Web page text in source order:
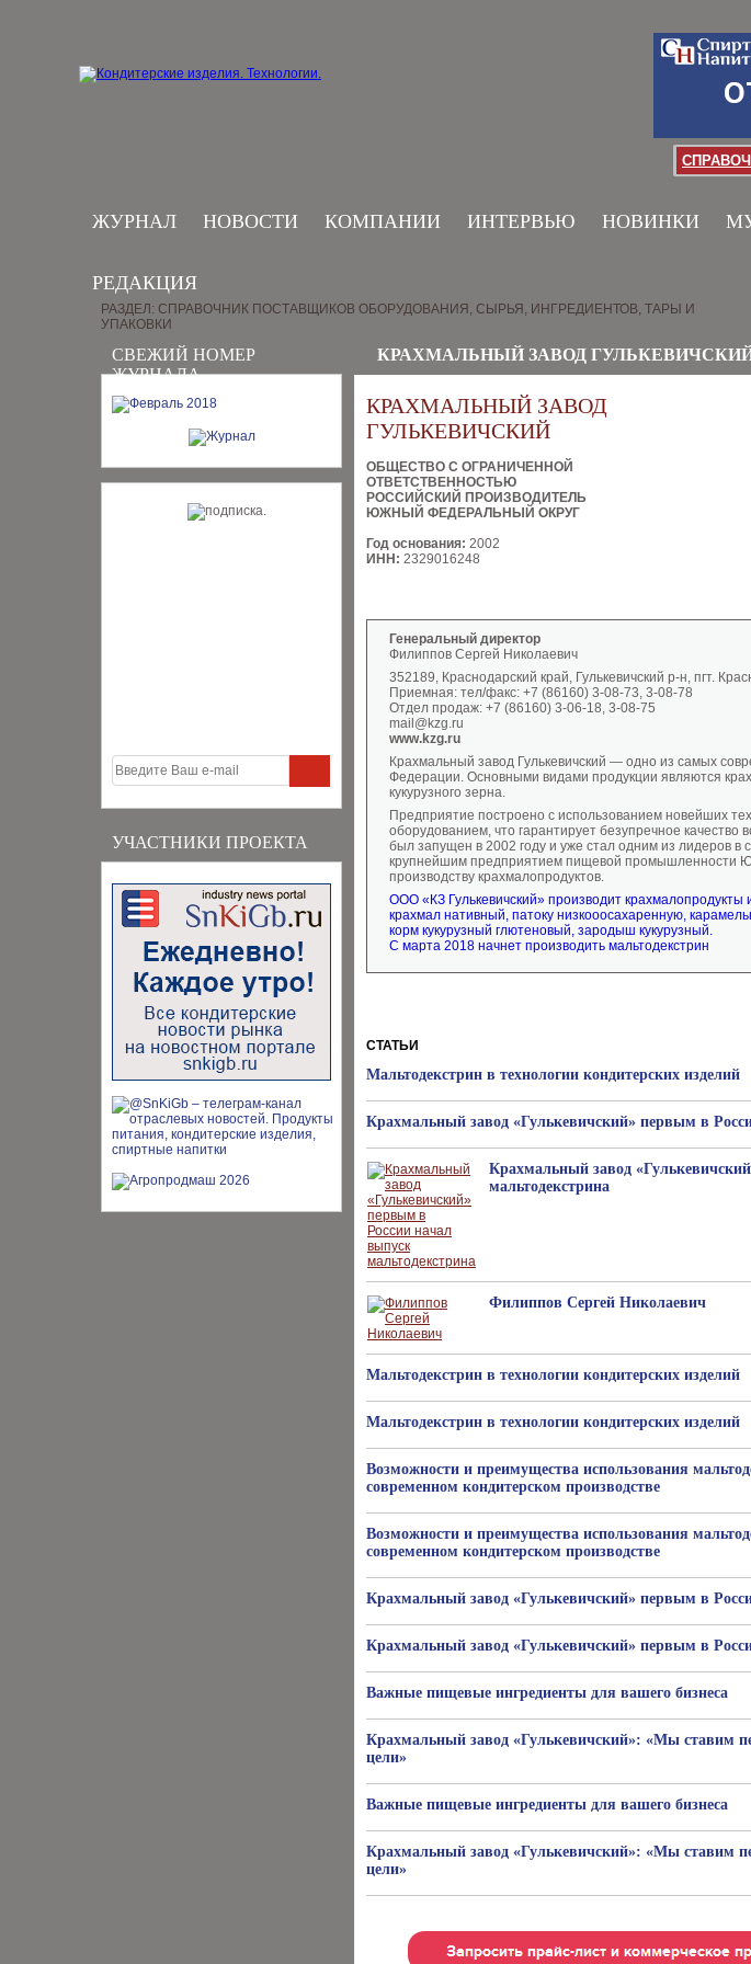
ЖУРНАЛ НОВОСТИ КОМПАНИИ ИНТЕРВЬЮ НОВИНКИ
РЕДАКЦИЯ
СВЕЖИЙ НОМЕР
ЖУРНАЛА
УЧАСТНИКИ ПРОЕКТА
РАЗДЕЛ: СПРАВОЧНИК ПОСТАВЩИКОВ ОБОРУДОВАНИЯ, СЫРЬЯ, ИНГРЕДИЕНТОВ, ТАРЫ И
УПАКОВКИ
КРАХМАЛЬНЫЙ ЗАВОД
КРАХМАЛЬНЫЙ ЗАВОД
ГУЛЬКЕВИЧСКИЙ
ОБЩЕСТВО С ОГРАНИЧЕННОЙ
ОТВЕТСТВЕННОСТЬЮ
РОССИЙСКИЙ ПРОИЗВОДИТЕЛЬ
ЮЖНЫЙ ФЕДЕРАЛЬНЫЙ ОКРУГ
Год основания: 2002
ИНН: 2329016248
Генеральный директор
Филиппов Сергей Николаевич
352189, Краснодарский край, Гулькевичский р-н, пгт.
Приемная: тел/факс: +7 (86160) 3-08-73, 3-08-78
Отдел продаж: +7 (86160) 3-06-18, 3-08-75
mail@kzg.ru
www.kzg.ru
Крахмальный завод Гулькевичский — одно из самых
Федерации. Основными видами продукции являются
кукурузного зерна.
Предприятие построено с использованием новейших
оборудованием, что гарантирует безупречное качество
был запущен в 2002 году и уже стал одним из лидеров в
крупнейшим предприятием пищевой промышленности
производству крахмалопродуктов.
ООО «КЗ Гулькевичский» производит крахмалопродукты
крахмал нативный, патоку низкооосахаренную,
корм кукурузный глютеновый, зародыш кукурузный.
С марта 2018 начнет производить мальтодекстрин
СТАТЬИ
Мальтодекстрин в технологии кондитерских изделий
Крахмальный завод «Гулькевичский» первым в
Крахмальный завод
мальтодекстрина
Филиппов Сергей Николаевич
Мальтодекстрин в технологии кондитерских изделий
Мальтодекстрин в технологии кондитерских изделий
Возможности и преимущества использования
современном кондитерском производстве
Возможности и преимущества использования
современном кондитерском производстве
Крахмальный завод «Гулькевичский» первым в
Крахмальный завод «Гулькевичский» первым в
Важные пищевые ингредиенты для вашего бизнеса
Крахмальный завод «Гулькевичский»: «Мы ставим
цели»
Важные пищевые ингредиенты для вашего бизнеса
Крахмальный завод «Гулькевичский»: «Мы ставим
цели»